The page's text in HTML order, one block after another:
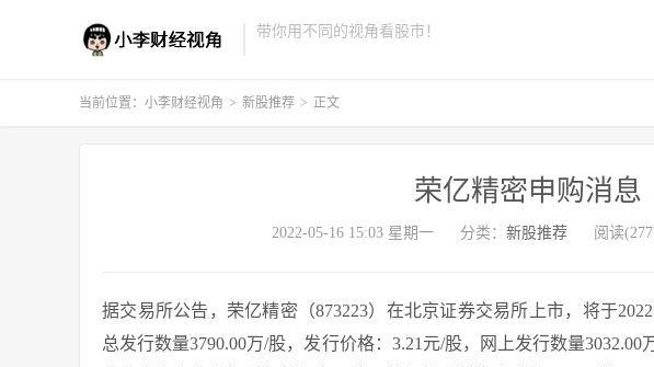
带你用不同的视角看股市！
当前位置： 小李财经视角 > 新股推荐 > 正文
荣亿精密申购消息
2022-05-16 15:03 星期一 分类： 新股推荐 阅读
据交易所公告，荣亿精密（873223）在北京证券交易所上市，将于
总发行数量3790.00万/股，发行价格：3.21元/股，网上发行数量3032.00